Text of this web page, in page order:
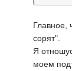
Главное,
сорят".
Я
моем